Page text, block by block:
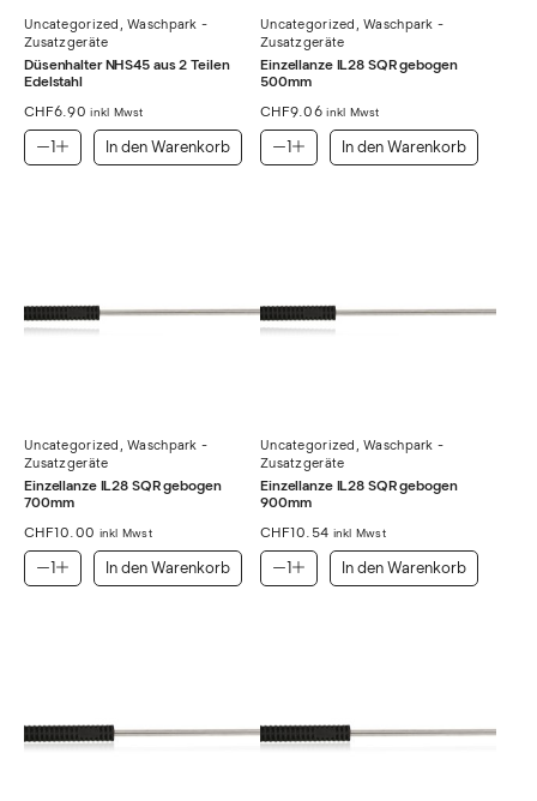
Uncategorized ,Waschpark -
Zusatzgeräte
Düsenhalter NHS45 aus 2 Teilen
Edelstahl
CHF6.90 inkl Mwst
In den Warenkorb
Uncategorized ,Waschpark -
Zusatzgeräte
Einzellanze IL28 SQR gebogen
500mm
CHF9.06 inkl Mwst
In den Warenkorb
Uncategorized ,Waschpark -
Zusatzgeräte
Einzellanze IL28 SQR gebogen
700mm
CHF10.00 inkl Mwst
In den Warenkorb
Uncategorized ,Waschpark -
Zusatzgeräte
Einzellanze IL28 SQR gebogen
900mm
CHF10.54 inkl Mwst
In den Warenkorb